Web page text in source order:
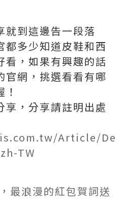
就到這邊告一段落
都多少知道皮鞋和西
看，如果有興趣的話
官網，挑選看看有哪
享，分享請註明出處
Article/De
TW
最浪漫的紅包賀詞送